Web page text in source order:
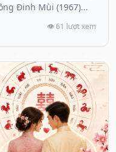
Đinh Mùi (1967)...
👁️ 61 lượt xem